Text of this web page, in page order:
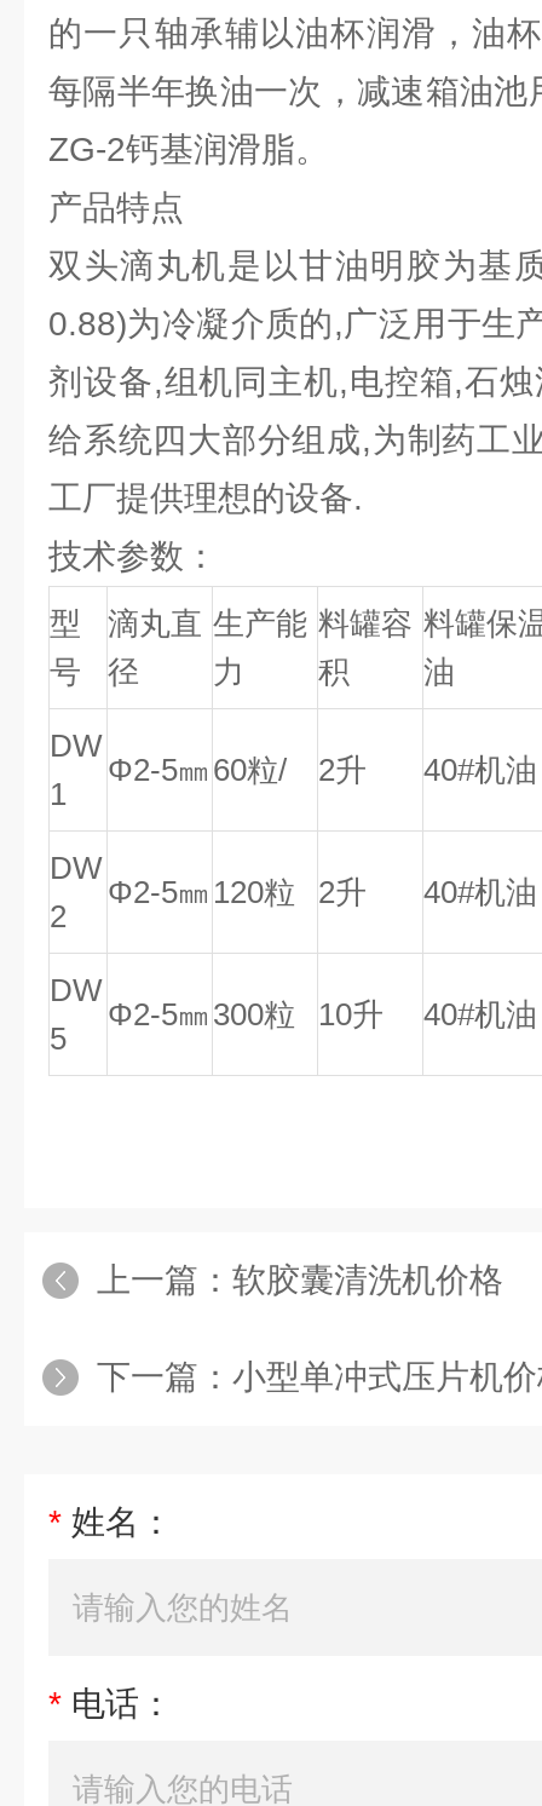
的一只轴承辅以油杯润滑，油
每隔半年换油一次，减速箱油
ZG-2钙基润滑脂。
产品特点
双头滴丸机是以甘油明胶为基
0.88)为冷凝介质的,广泛用于生
剂设备,组机同主机,电控箱,石
给系统四大部分组成,为制药工
工厂提供理想的设备.
技术参数：
型
号
滴丸直
径
生产能
力
料罐容
积
料罐保
油
DW
1
Φ2-5㎜ 60粒/ 2升 40#机油
DW
2
Φ2-5㎜ 120粒 2升 40#机油
DW
5
Φ2-5㎜ 300粒 10升 40#机油
上一篇： 软胶囊清洗机价格
下一篇： 小型单冲式压片机
* 姓名：
* 电话：